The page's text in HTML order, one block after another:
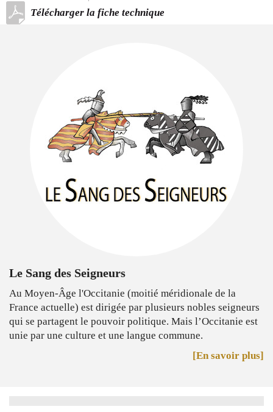
Télécharger la fiche technique
Le Sang des Seigneurs
Au Moyen-Âge l'Occitanie (moitié méridionale de la
France actuelle) est dirigée par plusieurs nobles seigneurs
qui se partagent le pouvoir politique. Mais l’Occitanie est
unie par une culture et une langue commune.
[En savoir plus]